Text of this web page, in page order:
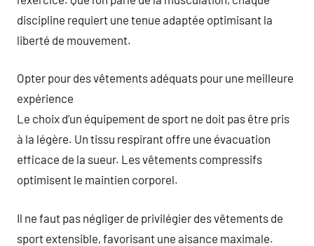
discipline requiert une tenue adaptée optimisant la
liberté de mouvement.
Opter pour des vêtements adéquats pour une meilleure
expérience
Le choix d’un équipement de sport ne doit pas être pris
à la légère. Un tissu respirant offre une évacuation
efficace de la sueur. Les vêtements compressifs
optimisent le maintien corporel.
Il ne faut pas négliger de privilégier des vêtements de
sport extensible, favorisant une aisance maximale.